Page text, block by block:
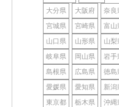
大分県 大阪府 奈良
宮城県 宮崎県 富山
山口県 山形県 山梨
岐阜県 岡山県 岩手
島根県 広島県 徳島
愛媛県 愛知県 新潟
東京都 栃木県 沖縄